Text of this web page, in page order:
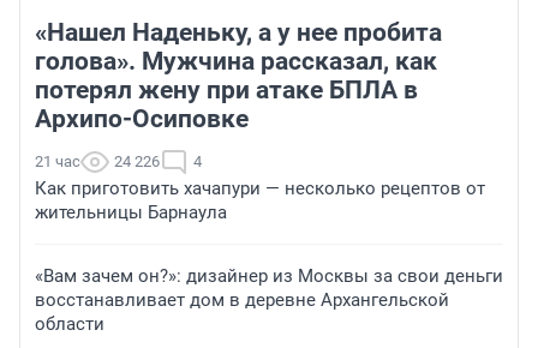
«Нашел Наденьку, а у нее пробита
голова». Мужчина рассказал, как
потерял жену при атаке БПЛА в
Архипо-Осиповке
21 час 24 226 4
Как приготовить хачапури — несколько рецептов от
жительницы Барнаула
«Вам зачем он?»: дизайнер из Москвы за свои деньги
восстанавливает дом в деревне Архангельской
области